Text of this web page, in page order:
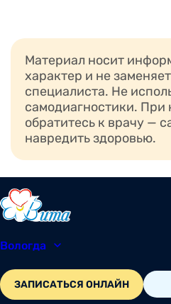
Материал носит
характер и не
специалиста. Не
самодиагностики. При
обратитесь к врачу —
навредить здоровью.
Вологда
ЗАПИСАТЬСЯ ОНЛАЙН